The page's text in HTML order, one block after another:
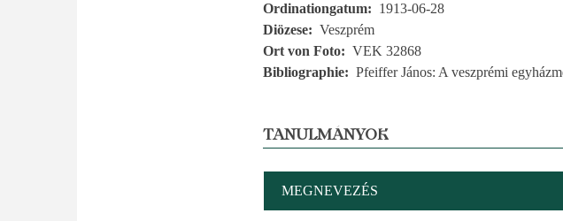
Ordinationgatum
1913-06-28
Diözese
Veszprém
Ort von Foto
VEK 32868
Bibliographie
Pfeiffer János: A veszprémi
TANULMÁNYOK
MEGNEVEZÉS